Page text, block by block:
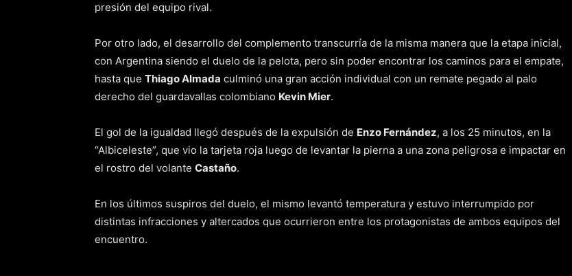
presión del equipo rival.
Por otro lado, el desarrollo del complemento transcurría de la misma manera que la etapa inicial,
con Argentina siendo el duelo de la pelota, pero sin poder encontrar los caminos para el empate,
hasta que Thiago Almada culminó una gran acción individual con un remate pegado al palo
derecho del guardavallas colombiano Kevin Mier.
El gol de la igualdad llegó después de la expulsión de Enzo Fernández, a los 25 minutos, en la
“Albiceleste”, que vio la tarjeta roja luego de levantar la pierna a una zona peligrosa e impactar en
el rostro del volante Castaño.
En los últimos suspiros del duelo, el mismo levantó temperatura y estuvo interrumpido por
distintas infracciones y altercados que ocurrieron entre los protagonistas de ambos equipos del
encuentro.